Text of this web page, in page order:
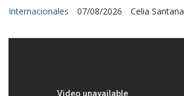
Celia Santana
Internacionales 07/08/2026